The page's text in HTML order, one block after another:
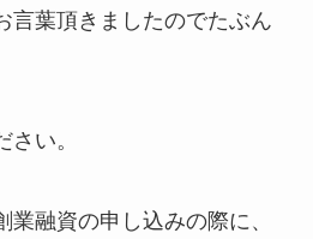
言葉頂きましたのでたぶん
い。
業融資の申し込みの際に、